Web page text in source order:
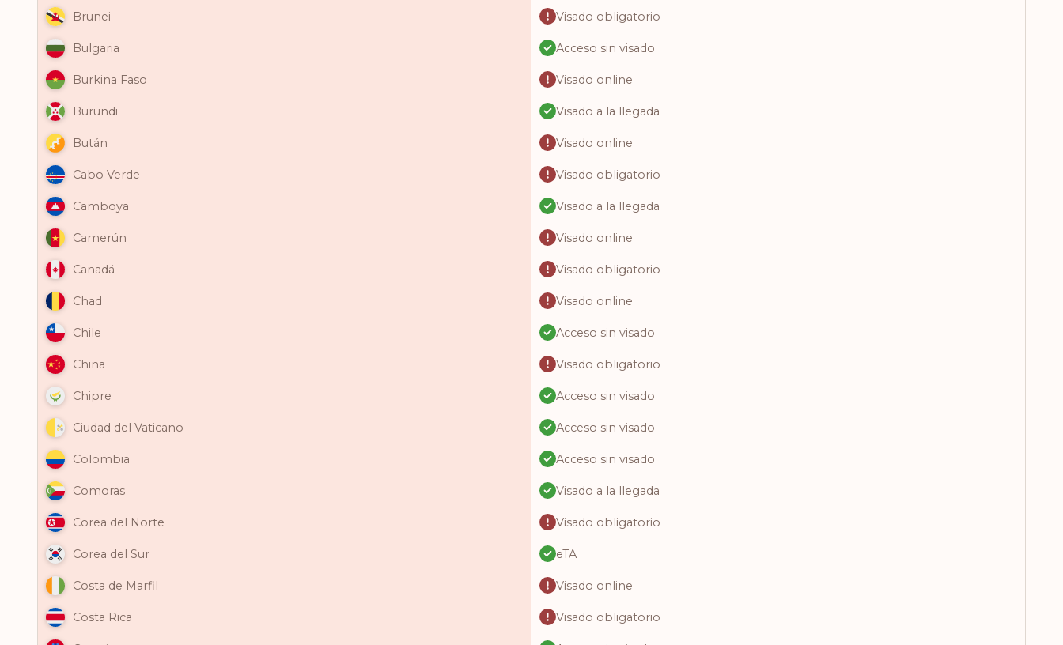
Brunei Visado obligatorio
Bulgaria Acceso sin visado
Burkina Faso Visado online
Burundi Visado a la llegada
Bután Visado online
Cabo Verde Visado obligatorio
Camboya Visado a la llegada
Camerún Visado online
Canadá Visado obligatorio
Chad Visado online
Chile Acceso sin visado
China Visado obligatorio
Chipre Acceso sin visado
Ciudad del Vaticano Acceso sin visado
Colombia Acceso sin visado
Comoras Visado a la llegada
Corea del Norte Visado obligatorio
Corea del Sur eTA
Costa de Marfil Visado online
Costa Rica Visado obligatorio